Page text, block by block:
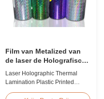
Film van Metalized van
de laser de Holografische
Thermische Laminering
Plastiek Gedrukte voor
Laser Holographic Thermal
Lamination Plastic Printed